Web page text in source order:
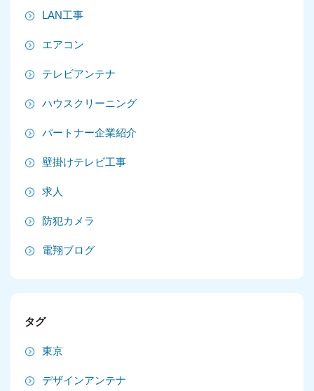
2024年8月
2024年7月
2024年6月
LAN工事
エアコン
テレビアンテナ
ハウスクリーニング
パートナー企業紹介
壁掛けテレビ工事
求人
防犯カメラ
電翔ブログ
タグ
東京
デザインアンテナ